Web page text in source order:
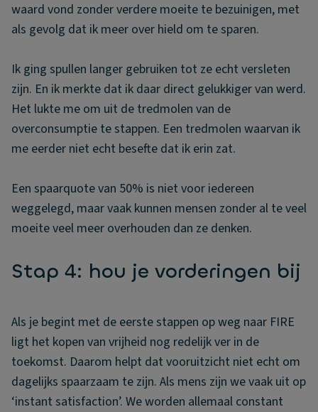
waard vond zonder verdere moeite te bezuinigen, met
als gevolg dat ik meer over hield om te sparen.
Ik ging spullen langer gebruiken tot ze echt versleten
zijn. En ik merkte dat ik daar direct gelukkiger van werd.
Het lukte me om uit de tredmolen van de
overconsumptie te stappen. Een tredmolen waarvan ik
me eerder niet echt besefte dat ik erin zat.
Een spaarquote van 50% is niet voor iedereen
weggelegd, maar vaak kunnen mensen zonder al te veel
moeite veel meer overhouden dan ze denken.
Stap 4: hou je vorderingen bij
Als je begint met de eerste stappen op weg naar FIRE
ligt het kopen van vrijheid nog redelijk ver in de
toekomst. Daarom helpt dat vooruitzicht niet echt om
dagelijks spaarzaam te zijn. Als mens zijn we vaak uit op
‘instant satisfaction’. We worden allemaal constant